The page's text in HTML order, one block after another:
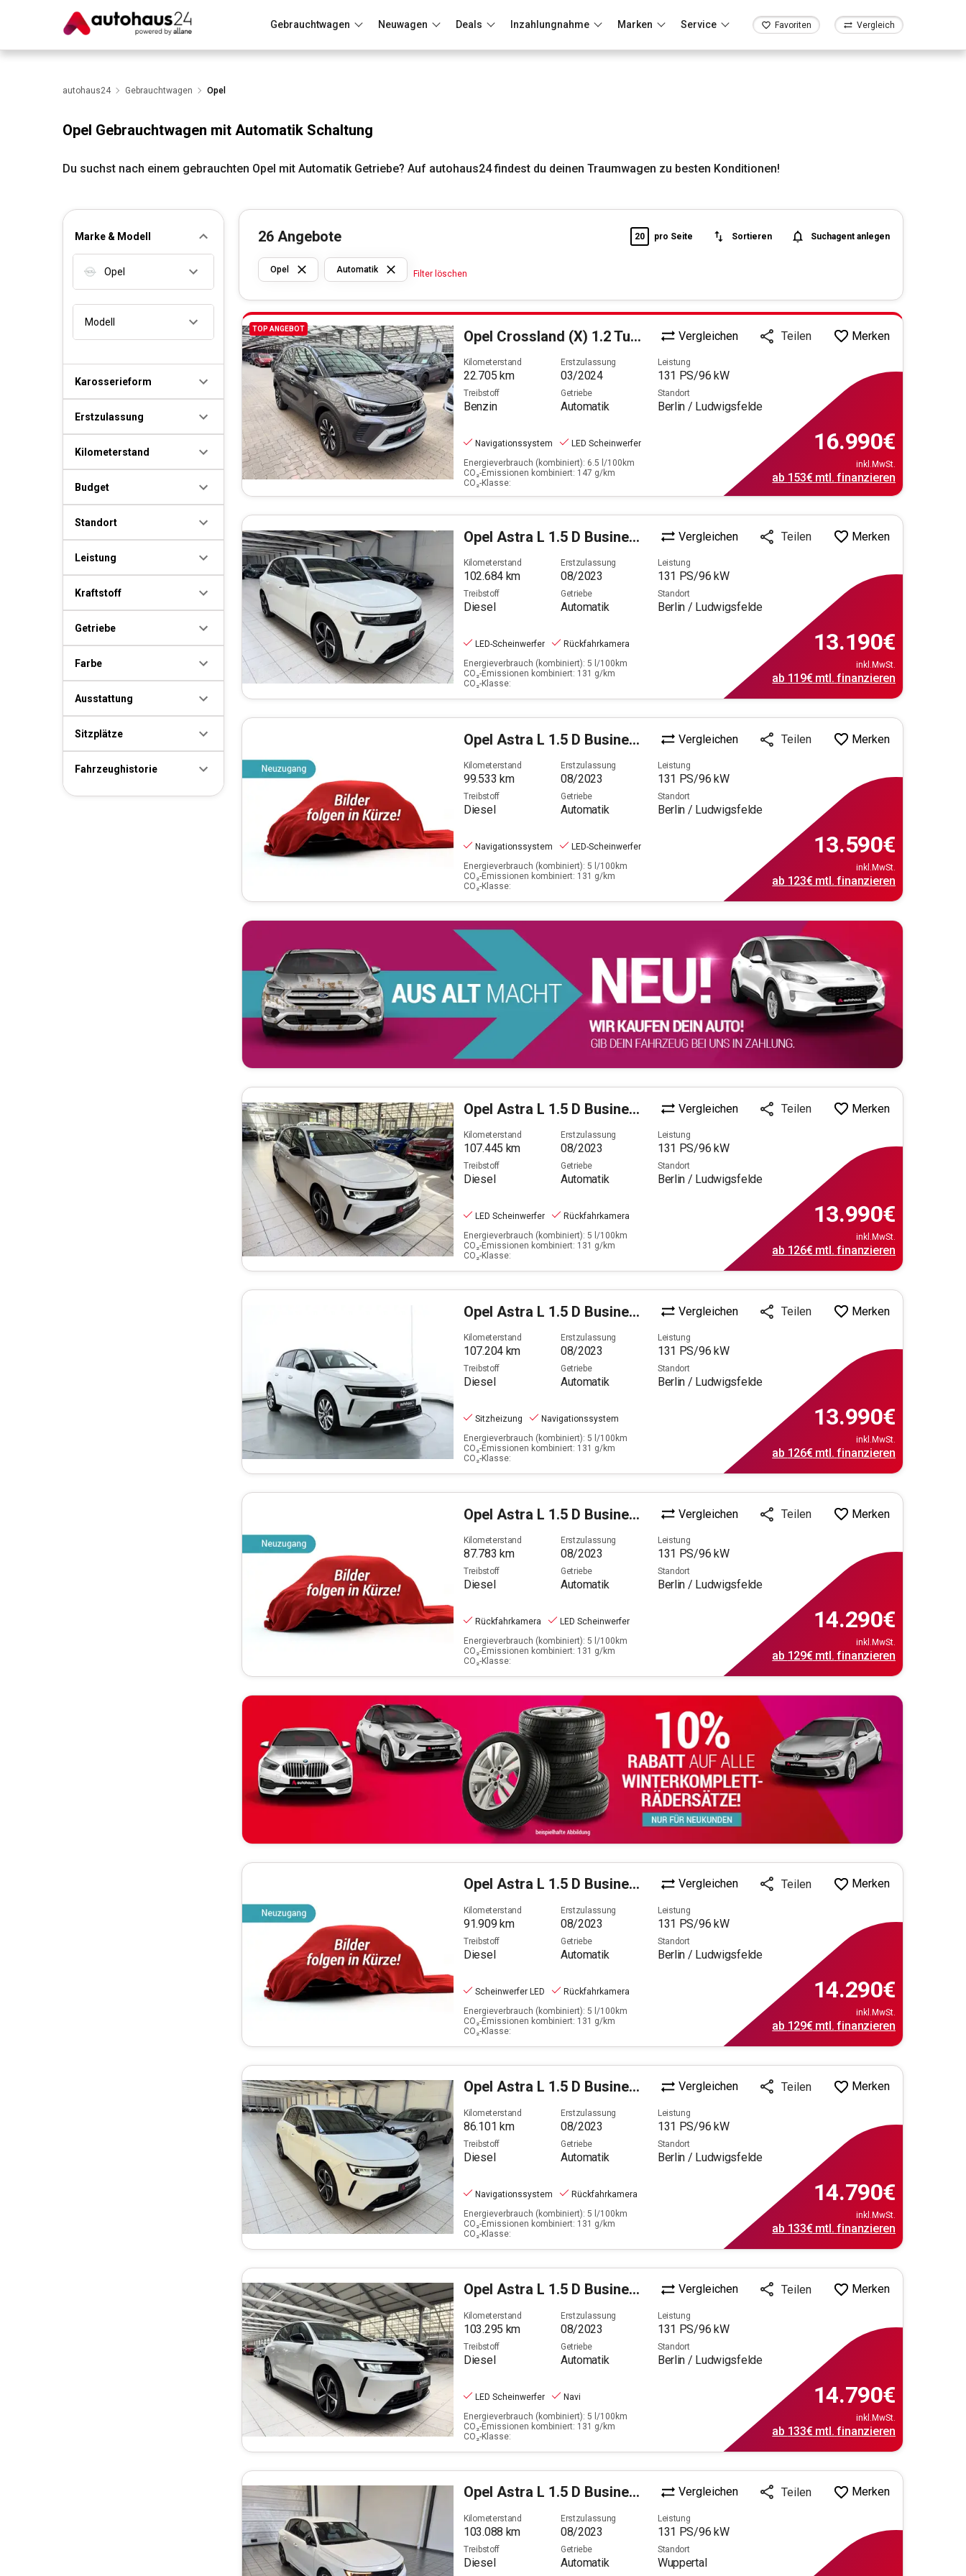
Gebrauchtwagen Neuwagen Deals Inzahlungnahme Marken Service Favoriten Vergleich
Wir bewerten dein AutoRund um die Inzahlungnahme
autohaus24 Gebrauchtwagen Opel
Opel Gebrauchtwagen mit Automatik Schaltung
Du suchst nach einem gebrauchten Opel mit Automatik Getriebe? Auf autohaus24 findest du deinen Traumwagen zu besten Konditionen!
Marke & Modell
Opel
Modell
Karosserieform
Erstzulassung
Kilometerstand
Budget
Standort
Leistung
Kraftstoff
Getriebe
Farbe
Ausstattung
Sitzplätze
Fahrzeughistorie
26 Angebote
Filter löschen
20 pro Seite Sortieren Suchagent anlegen
Opel Automatik Filter löschen
TOP ANGEBOT Opel Crossland (X) 1.2 Turbo Elegance (EURO 6e) Vergleichen Teilen Merken
Kilometerstand
22.705 km
Erstzulassung
03/2024
Leistung
131 PS/96 kW
Treibstoff
Benzin
Getriebe
Automatik
Standort
Berlin / Ludwigsfelde
Navigationssystem
LED Scheinwerfer
Energieverbrauch (kombiniert): 6.5 l/100km
CO₂-Emissionen kombiniert: 147 g/km
CO₂-Klasse:
16.990€
inkl.MwSt.
ab 153€mtl. finanzieren
Opel Astra L 1.5 D Business Elegance (EURO 6e) Vergleichen Teilen Merken
Kilometerstand
102.684km
Erstzulassung
08/2023
Leistung
131 PS/96 kW
Treibstoff
Diesel
Getriebe
Automatik
Standort
Berlin / Ludwigsfelde
LED-Scheinwerfer
Rückfahrkamera
Energieverbrauch (kombiniert): 5 l/100km
CO₂-Emissionen kombiniert: 131 g/km
CO₂-Klasse:
13.190€
inkl.MwSt.
ab 119€mtl. finanzieren
Opel Astra L 1.5 D Business Elegance (EURO 6e) Vergleichen Teilen Merken
Kilometerstand
99.533 km
Erstzulassung
08/2023
Leistung
131 PS/96 kW
Treibstoff
Diesel
Getriebe
Automatik
Standort
Berlin / Ludwigsfelde
Navigationssystem
LED-Scheinwerfer
Energieverbrauch (kombiniert): 5 l/100km
CO₂-Emissionen kombiniert: 131 g/km
CO₂-Klasse:
13.590€
inkl.MwSt.
ab 123€mtl. finanzieren
Opel Astra L 1.5 D Business Elegance (EURO 6e) Vergleichen Teilen Merken
Kilometerstand
107.445 km
Erstzulassung
08/2023
Leistung
131 PS/96 kW
Treibstoff
Diesel
Getriebe
Automatik
Standort
Berlin / Ludwigsfelde
LED Scheinwerfer
Rückfahrkamera
Energieverbrauch (kombiniert): 5 l/100km
CO₂-Emissionen kombiniert: 131 g/km
CO₂-Klasse:
13.990€
inkl.MwSt.
ab 126€mtl. finanzieren
Opel Astra L 1.5 D Business Elegance (EURO 6e) Vergleichen Teilen Merken
Kilometerstand
107.204km
Erstzulassung
08/2023
Leistung
131 PS/96 kW
Treibstoff
Diesel
Getriebe
Automatik
Standort
Berlin / Ludwigsfelde
Sitzheizung
Navigationssystem
Energieverbrauch (kombiniert): 5 l/100km
CO₂-Emissionen kombiniert: 131 g/km
CO₂-Klasse:
13.990€
inkl.MwSt.
ab 126€mtl. finanzieren
Opel Astra L 1.5 D Business Elegance (EURO 6e) Vergleichen Teilen Merken
Kilometerstand
87.783 km
Erstzulassung
08/2023
Leistung
131 PS/96 kW
Treibstoff
Diesel
Getriebe
Automatik
Standort
Berlin / Ludwigsfelde
Rückfahrkamera
LED Scheinwerfer
Energieverbrauch (kombiniert): 5 l/100km
CO₂-Emissionen kombiniert: 131 g/km
CO₂-Klasse:
14.290€
inkl.MwSt.
ab 129€mtl. finanzieren
Opel Astra L 1.5 D Business Elegance (EURO 6e) Vergleichen Teilen Merken
Kilometerstand
91.909km
Erstzulassung
08/2023
Leistung
131 PS/96 kW
Treibstoff
Diesel
Getriebe
Automatik
Standort
Berlin / Ludwigsfelde
Scheinwerfer LED
Rückfahrkamera
Energieverbrauch (kombiniert): 5 l/100km
CO₂-Emissionen kombiniert: 131 g/km
CO₂-Klasse:
14.290€
inkl.MwSt.
ab 129€mtl. finanzieren
Opel Astra L 1.5 D Business Elegance (EURO 6e) Vergleichen Teilen Merken
Kilometerstand
86.101 km
Erstzulassung
08/2023
Leistung
131 PS/96 kW
Treibstoff
Diesel
Getriebe
Automatik
Standort
Berlin / Ludwigsfelde
Navigationssystem
Rückfahrkamera
Energieverbrauch (kombiniert): 5 l/100km
CO₂-Emissionen kombiniert: 131 g/km
CO₂-Klasse:
14.790€
inkl.MwSt.
ab 133€mtl. finanzieren
Opel Astra L 1.5 D Business Elegance (EURO 6e) Vergleichen Teilen Merken
Kilometerstand
103.295 km
Erstzulassung
08/2023
Leistung
131 PS/96 kW
Treibstoff
Diesel
Getriebe
Automatik
Standort
Berlin / Ludwigsfelde
LED Scheinwerfer
Navi
Energieverbrauch (kombiniert): 5 l/100km
CO₂-Emissionen kombiniert: 131 g/km
CO₂-Klasse:
14.790€
inkl.MwSt.
ab 133€mtl. finanzieren
Opel Astra L 1.5 D Business Elegance (EURO 6e) Vergleichen Teilen Merken
Kilometerstand
103.088 km
Erstzulassung
08/2023
Leistung
131 PS/96 kW
Treibstoff
Diesel
Getriebe
Automatik
Standort
Wuppertal